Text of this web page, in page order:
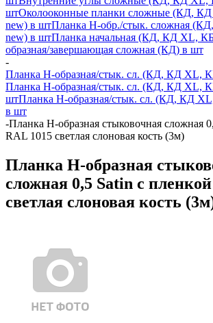
штОколооконные планки сложные (КД,
new) в штПланка H-обр./стык. сложная
new) в штПланка начальная (КД, КД XL,
образная/завершающая сложная (КД) в шт
-
Планка H-образная/стык. сл. (КД, КД XL,
Планка H-образная/стык. сл. (КД, КД XL,
штПланка H-образная/стык. сл. (КД, КД
в шт
-Планка Н-образная стыковочная сложная
RAL 1015 светлая слоновая кость (3м)
Планка Н-образная
сложная 0,5 Satin с
светлая слоновая кость